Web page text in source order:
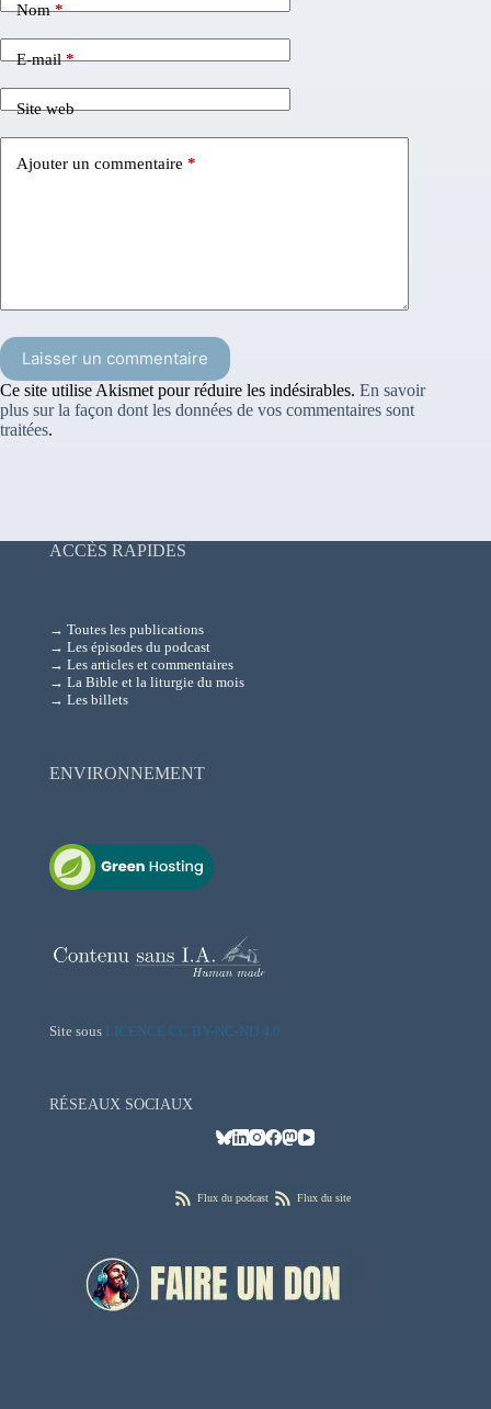
Nom*
E-mail*
Site web
Ajouter un commentaire *
Laisser un commentaire
Ce site utilise Akismet pour réduire les indésirables. En savoir
plus sur la façon dont les données de vos commentaires sont
traitées.
ACCÈS RAPIDES
→ Toutes les publications
→ Les épisodes du podcast
→ Les articles et commentaires
→ La Bible et la liturgie du mois
→ Les billets
ENVIRONNEMENT
Site sous LICENCE CC BY-NC-ND 4.0
RÉSEAUX SOCIAUX
Flux du podcast Flux du site